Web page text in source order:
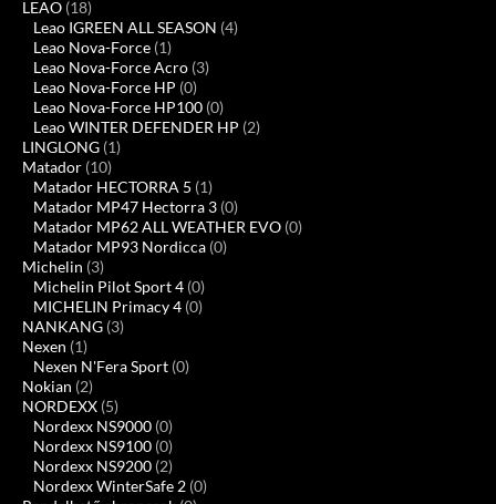
LEAO (18)
Leao IGREEN ALL SEASON (4)
Leao Nova-Force (1)
Leao Nova-Force Acro (3)
Leao Nova-Force HP (0)
Leao Nova-Force HP100 (0)
Leao WINTER DEFENDER HP (2)
LINGLONG (1)
Matador (10)
Matador HECTORRA 5 (1)
Matador MP47 Hectorra 3 (0)
Matador MP62 ALL WEATHER EVO (0)
Matador MP93 Nordicca (0)
Michelin (3)
Michelin Pilot Sport 4 (0)
MICHELIN Primacy 4 (0)
NANKANG (3)
Nexen (1)
Nexen N'Fera Sport (0)
Nokian (2)
NORDEXX (5)
Nordexx NS9000 (0)
Nordexx NS9100 (0)
Nordexx NS9200 (2)
Nordexx WinterSafe 2 (0)